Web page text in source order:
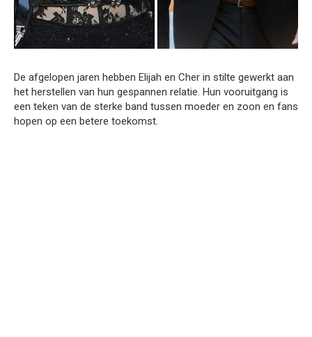
De afgelopen jaren hebben Elijah en Cher in stilte gewerkt aan
het herstellen van hun gespannen relatie. Hun vooruitgang is
een teken van de sterke band tussen moeder en zoon en fans
hopen op een betere toekomst.